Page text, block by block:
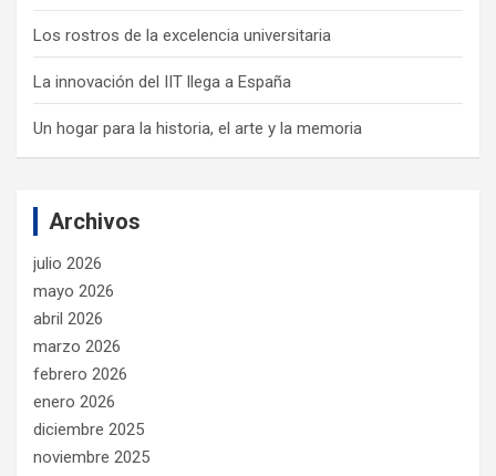
Los rostros de la excelencia universitaria
La innovación del IIT llega a España
Un hogar para la historia, el arte y la memoria
Archivos
julio 2026
mayo 2026
abril 2026
marzo 2026
febrero 2026
enero 2026
diciembre 2025
noviembre 2025